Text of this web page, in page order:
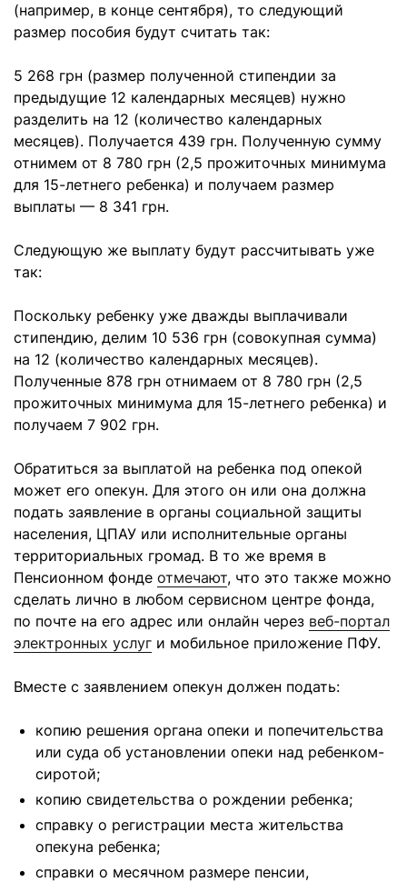
(например, в конце сентября), то следующий
размер пособия будут считать так:
5 268 грн (размер полученной стипендии за
предыдущие 12 календарных месяцев) нужно
разделить на 12 (количество календарных
месяцев). Получается 439 грн. Полученную сумму
отнимем от 8 780 грн (2,5 прожиточных минимума
для 15-летнего ребенка) и получаем размер
выплаты — 8 341 грн.
Следующую же выплату будут рассчитывать уже
так:
Поскольку ребенку уже дважды выплачивали
стипендию, делим 10 536 грн (совокупная сумма)
на 12 (количество календарных месяцев).
Полученные 878 грн отнимаем от 8 780 грн (2,5
прожиточных минимума для 15-летнего ребенка) и
получаем 7 902 грн.
Обратиться за выплатой на ребенка под опекой
может его опекун. Для этого он или она должна
подать заявление в органы социальной защиты
населения, ЦПАУ или исполнительные органы
территориальных громад. В то же время в
Пенсионном фонде отмечают, что это также можно
сделать лично в любом сервисном центре фонда,
по почте на его адрес или онлайн через веб-портал
электронных услуг и мобильное приложение ПФУ.
Вместе с заявлением опекун должен подать:
копию решения органа опеки и попечительства
или суда об установлении опеки над ребенком-
сиротой;
копию свидетельства о рождении ребенка;
справку о регистрации места жительства
опекуна ребенка;
справки о месячном размере пенсии,